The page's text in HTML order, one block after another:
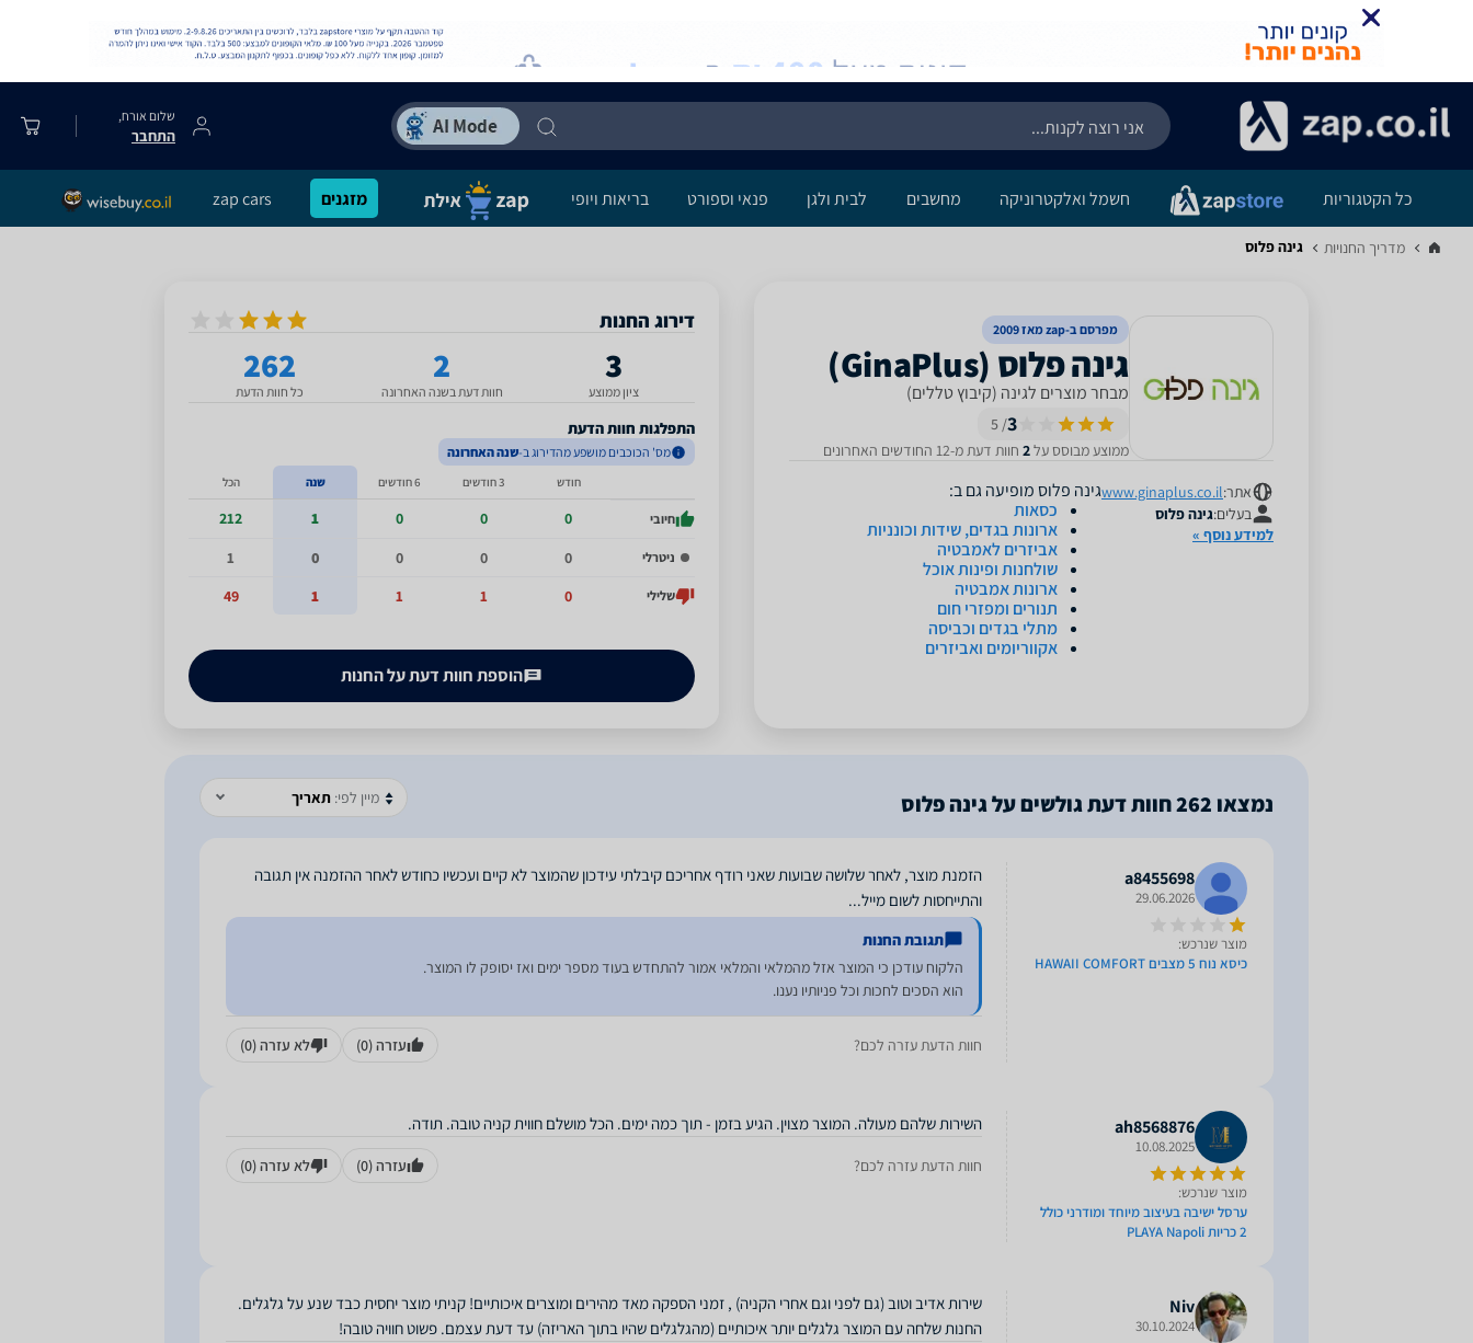
שלום אורח,
התחבר
כל הקטגוריות חשמל ואלקטרוניקה מחשבים לבית ולגן פנאי וספורט בריאות ויופי מזגנים zap cars
מדריך החנויות‏ גינה פלוס
מפרסם ב-zap מאז 2009
מבחר מוצרים לגינה (קיבוץ טללים)
3
/ 5
ממוצע מבוסס על2 חוות דעת מ-12 החודשים האחרונים
אתר:www.ginaplus.co.il
בעלים:גינה פלוס
למידע נוסף »
גינה פלוסמופיעה גם ב:
כסאות
ארונות בגדים, שידות וכונניות
אביזרים לאמבטיה
שולחנות ופינות אוכל
ארונות אמבטיה
תנורים ומפזרי חום
מתלי בגדים וכביסה
אקווריומים ואביזרים
דירוג החנות
3
ציון ממוצע
2
חוות דעת בשנה האחרונה
262
כל חוות הדעת
התפלגות חוות הדעת
מס' הכוכבים מושפע מהדירוג ב-שנה האחרונה
חודש 3 חודשים 6 חודשים שנה הכל
חיובי 0
0
0
1
212
ניטרלי 0
0
0
0
1
שלילי 0
1
1
1
49
הוספת חוות דעת על החנות
נמצאו 262חוות דעת גולשים על גינה פלוס מיין לפי: תאריך
a8455698
29.06.2026
מוצר שנרכש:
כיסא נוח 5 מצבים HAWAII COMFORT
הזמנת מוצר, לאחר שלושה שבועות שאני רודף אחריכם קיבלתי עידכון שהמוצר לא קיים ועכשיו כחודש לאחר ההזמנה אין תגובה
והתייחסות לשום מייל...
תגובת החנות
הוא הסכים לחכות וכל פניותיו נענו.
חוות הדעת עזרה לכם? עזרה(0) לא עזרה(0)
ah8568876
10.08.2025
מוצר שנרכש:
ערסל ישיבה בעיצוב מיוחד ומודרני כולל
2 כריות PLAYA Napoli
השירות שלהם מעולה. המוצר מצוין. הגיע בזמן - תוך כמה ימים. הכל מושלם חווית קניה טובה. תודה.
חוות הדעת עזרה לכם? עזרה(0) לא עזרה(0)
Niv
30.10.2024
שירות אדיב וטוב (גם לפני וגם אחרי הקניה) , זמני הספקה מאד מהירים ומוצרים איכותיים! קניתי מוצר יחסית כבד שנע על גלגלים.
החנות שלחה עם המוצר גלגלים יותר איכותיים (מהגלגלים שהיו בתוך האריזה) עד דעת עצמם. פשוט חוויה טובה!